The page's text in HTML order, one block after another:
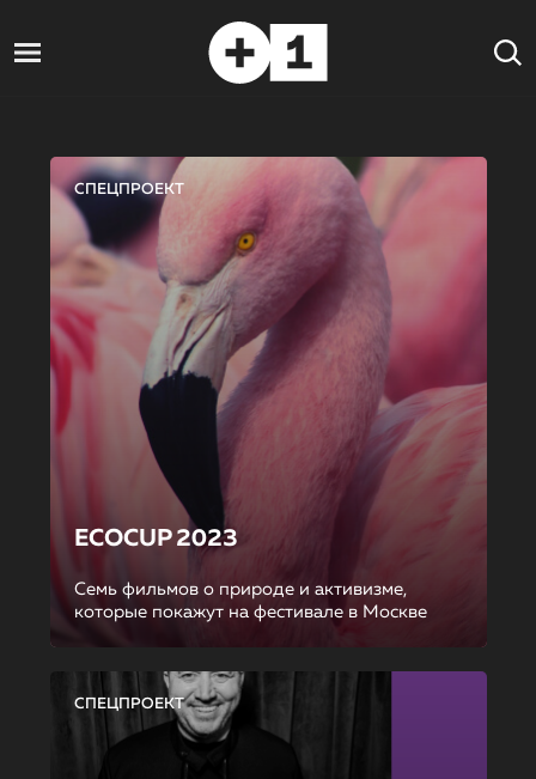
СПЕЦПРОЕКТ
ECOCUP 2023
Семь фильмов о природе и активизме,
которые покажут на фестивале в Москве
СПЕЦПРОЕКТ